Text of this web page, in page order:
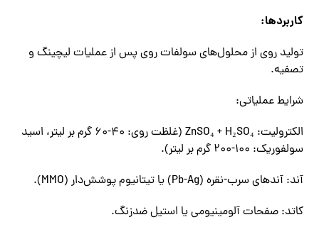
کاربردها:
تولید روی از محلول‌های سولفات روی پس از عملیات لیچینگ و
تصفیه.
شرایط عملیاتی:
الکترولیت: ZnSO₄ + H₂SO₄ (غلظت روی: ۴۰-۶۰ گرم بر لیتر، اسید
سولفوریک: ۱۰۰-۲۰۰ گرم بر لیتر).
آند: آندهای سرب-نقره (Pb-Ag) یا تیتانیوم پوشش‌دار (MMO).
کاتد: صفحات آلومینیومی یا استیل ضدزنگ.